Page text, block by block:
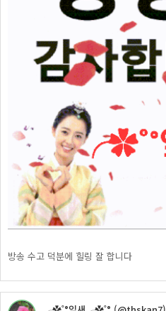
방송 수고 덕분에 힐링 잘 합니다